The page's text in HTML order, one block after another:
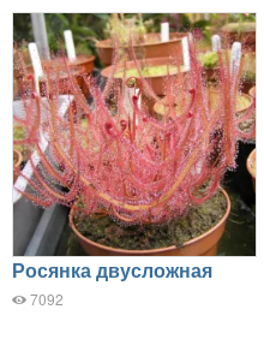
Росянка двусложная
7092